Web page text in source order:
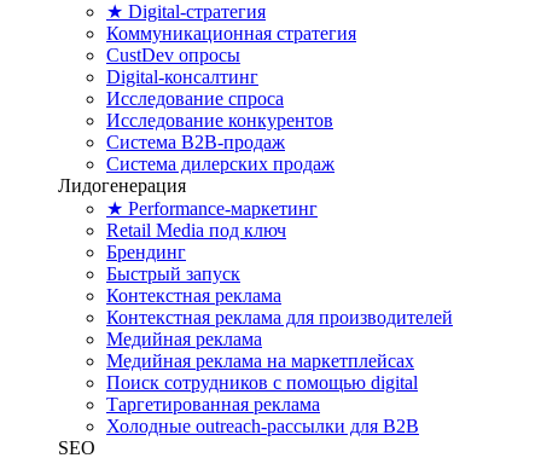
★ Digital-стратегия
Коммуникационная стратегия
CustDev опросы
Digital-консалтинг
Исследование спроса
Исследование конкурентов
Система B2B-продаж
Система дилерских продаж
Лидогенерация
★ Performance-маркетинг
Retail Media под ключ
Брендинг
Быстрый запуск
Контекстная реклама
Контекстная реклама для производителей
Медийная реклама
Медийная реклама на маркетплейсах
Поиск сотрудников с помощью digital
Таргетированная реклама
Холодные outreach-рассылки для B2B
SEO